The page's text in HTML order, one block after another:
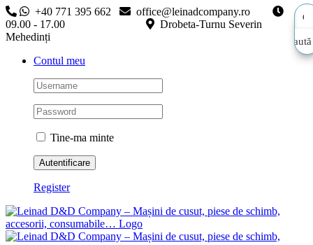
Skip
to
content
+40 771 395 662
office@leinadcompany.ro
09.00 - 17.00
Drobeta-Turnu Severin
Mehedinți
Contul meu
Tine-ma minte
Register
Caută
Caută